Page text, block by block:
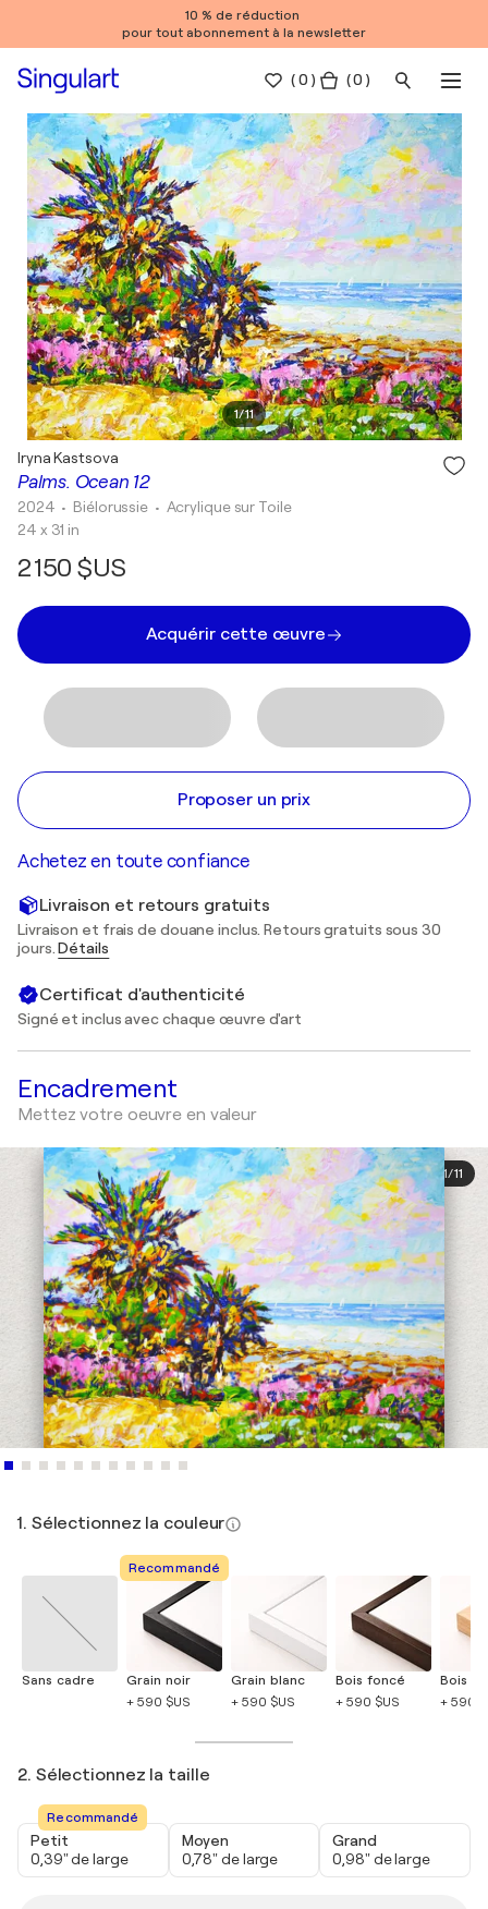
10 % de réduction
pour tout abonnement à la newsletter
(0 ) ( 0 )
1/11
Palms. Ocean 12
Iryna Kastsova
2024 • Biélorussie • Acrylique sur Toile
24 x 31 in
2 150 $US
Acquérir cette œuvre
Proposer un prix
Achetez en toute confiance
Livraison et retours gratuits
Livraison et frais de douane inclus. Retours gratuits sous 30
jours.Détails
Certificat d'authenticité
Signé et inclus avec chaque œuvre d'art
Encadrement
Mettez votre oeuvre en valeur
1/11
1. Sélectionnez la couleur
Sans cadre
Recommandé
Grain noir
+ 590 $US
Grain blanc
+ 590 $US
Bois foncé
+ 590 $US
Bois
+ 590
2. Sélectionnez la taille
Recommandé
Petit
0,39" de large
Moyen
0,78" de large
Grand
0,98" de large